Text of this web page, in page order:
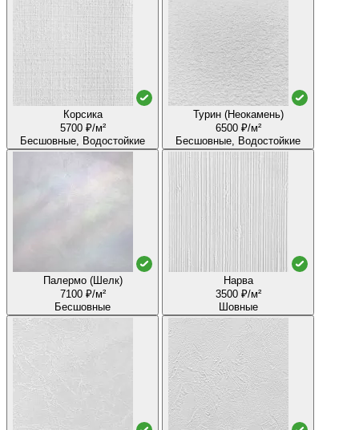
Корсика
5700 ₽/м²
Бесшовные, Водостойкие
Турин (Неокамень)
6500 ₽/м²
Бесшовные, Водостойкие
Палермо (Шелк)
7100 ₽/м²
Бесшовные
Нарва
3500 ₽/м²
Шовные